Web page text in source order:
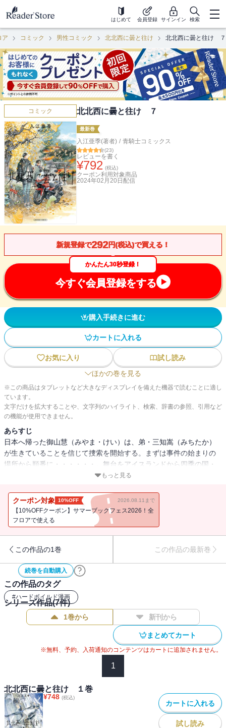
はじめて 会員登録 サインイン 検索
ア コミック 男性コミック 北北西に曇と往け 北北西に曇と往け ７
コミック 北北西に曇と往け ７
最新巻
入江亜季(著者) / 青騎士コミックス
(23)
レビューを書く
¥792 (税込)
クーポン利用対象商品
2024年02月20日 配信
新規登録で292円(税込)で買える！
かんたん30秒登録！
今すぐ会員登録をする
購入手続きに進む
カートに入れる
お気に入り
試し読み
ほかの巻を見る
※この商品はタブレットなど大きなディスプレイを備えた機器で読むことに適し
ています。
文字だけを拡大することや、文字列のハイライト、検索、辞書の参照、引用など
の機能が使用できません。
あらすじ
日本へ帰った御山慧（みやま・けい）は、弟・三知嵩（みちたか）
が生きていることを信じて捜索を開始する。まずは事件の始まりの
場所から順番に・・・・・・。舞台をアイスランドから四季の国・
日本に移して描かれる、真相究明の捜索編！ 心強い相棒の清（き
査が描かれていくのだ。
もっと見る
クーポン対象 10%OFF 2026.08.11まで
【10%OFFクーポン】サマーブックフェス2026！全
フロアで使える
この作品の1巻 この作品の最新巻
続巻を自動購入
この作品のタグ
#ハードボイルド漫画
シリーズ作品(7件)
1巻から 新刊から
まとめてカート
※無料、予約、入荷通知のコンテンツはカートに追加されません。
1
北北西に曇と往け １巻
¥748 (税込)
カートに入れる
試し読み